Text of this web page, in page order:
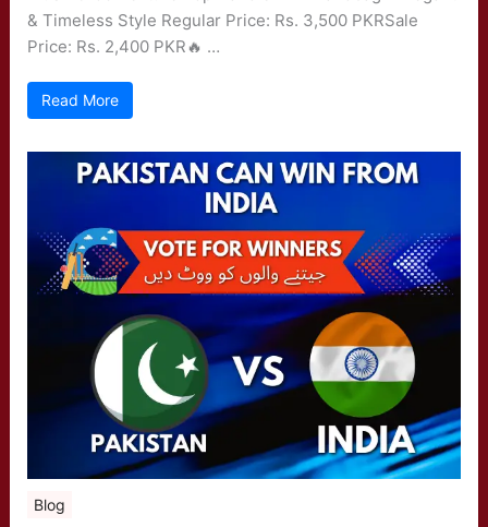
& Timeless Style Regular Price: Rs. 3,500 PKRSale
Price: Rs. 2,400 PKR🔥 …
Read More
Blog